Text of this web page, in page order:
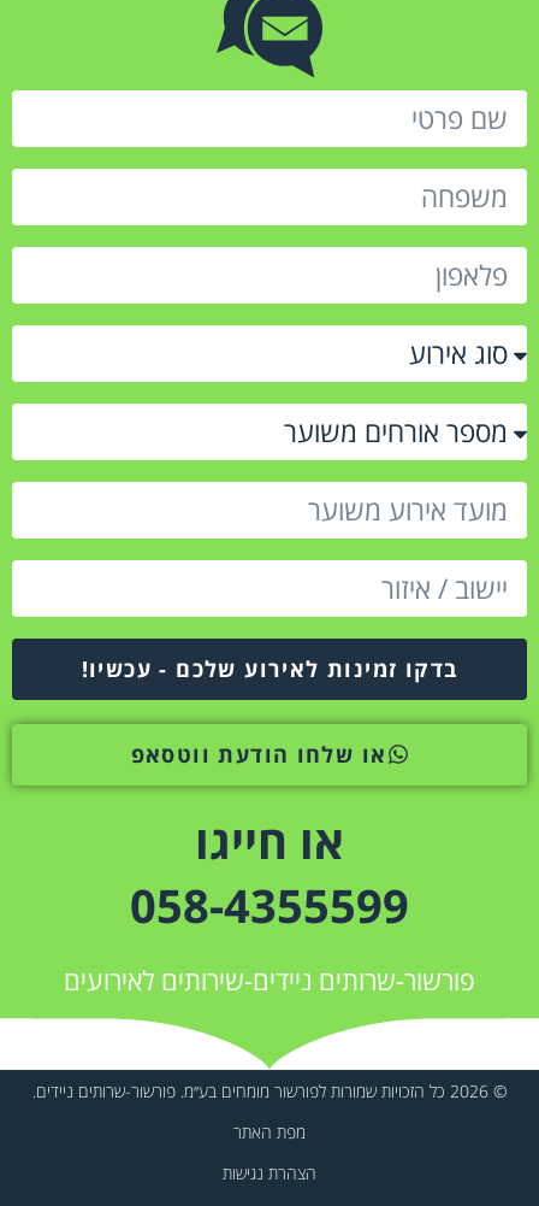
בדקו זמינות לאירוע שלכם - עכשיו!
או שלחו הודעת ווטסאפ
או חייגו
058-4355599
פורשור-שרותים ניידים-שירותים לאירועים
© 2026 כל הזכויות שמורות לפורשור מומחים בע״מ. פורשור-שרותים ניידים.
מפת האתר
הצהרת נגישות